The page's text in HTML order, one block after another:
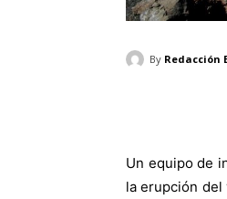
By Redacción
Un equipo de
la erupción del